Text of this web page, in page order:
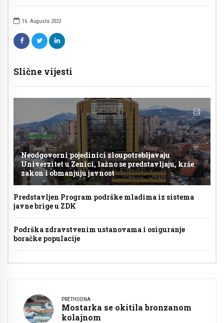
16. Augusta 2022
Slične vijesti
Neodgovorni pojedinici zloupotrebljavaju
Univerzitet u Zenici, lažno se predstavljaju, krše
zakon i obmanjuju javnost
Predstavljen Program podrške mladima iz sistema
javne brige u ZDK
Podrška zdravstvenim ustanovama i osiguranje
boračke populacije
PRETHODNA
Mostarka se okitila bronzanom
kolajnom